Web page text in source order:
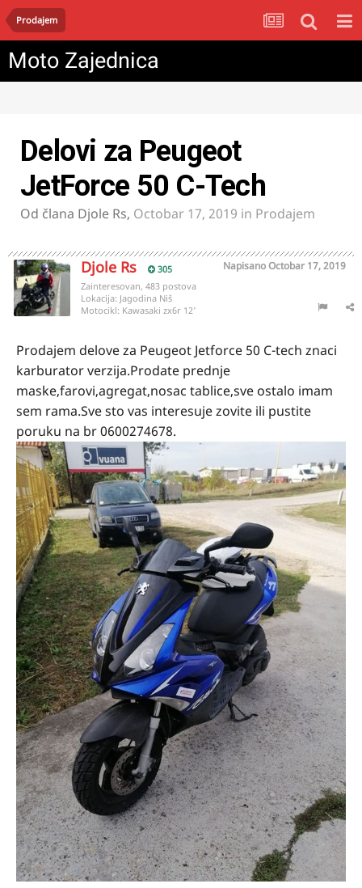
Prodajem
Moto Zajednica
Delovi za Peugeot
JetForce 50 C-Tech
Od člana Djole Rs, Octobar 17, 2019 in Prodajem
Djole Rs 305 NapisanoOctobar 17, 2019
Zainteresovan, 483 postova
Lokacija: Jagodina Niš
Motocikl: Kawasaki zx6r 12'
Prodajem delove za Peugeot Jetforce 50 C-tech znaci
karburator verzija.Prodate prednje
maske,farovi,agregat,nosac tablice,sve ostalo imam
sem rama.Sve sto vas interesuje zovite ili pustite
poruku na br 0600274678.